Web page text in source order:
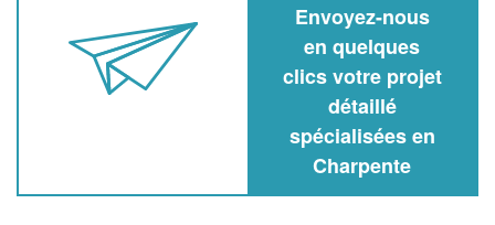
Envoyez-nous
en quelques
clics votre projet
détaillé
spécialisées en
Charpente